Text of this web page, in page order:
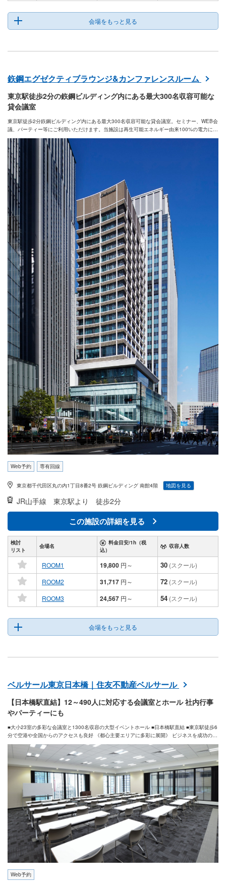
会場をもっと見る
鉃鋼エグゼクティブラウンジ&カンファレンスルーム
東京駅徒歩2分の鉃鋼ビルディング内にある最大300名収容可能な
貸会議室
東京駅徒歩2分鉃鋼ビルディング内にある最大300名収容可能な貸会議室。セミナー、WEB会
議、パーティー等にご利用いただけます。当施設は再生可能エネルギー由来100%の電力によ
り運営されており、SDGsや環境に配慮したイベント等の会場としてもご活用いただけます。
プロジェクター、Wifi、WEB会議設備等の備品使用料も室料に含まれております。併設の会
員制ラウンジをご利用いただけるプランもございます。
Web予約 専有回線
東京都千代田区丸の内1丁目8番2号 鉃鋼ビルディング 南館4階 地図を見る
JR山手線 東京駅より 徒歩2分
この施設の詳細を見る
検討
リスト
会場名
料金目安/1h（税
込）
収容人数
ROOM1 19,800 円～ 30 (スクール)
ROOM2
31,717 円～ 72 (スクール)
ROOM3
24,567 円～ 54 (スクール)
会場をもっと見る
ベルサール東京日本橋｜住友不動産ベルサール
【日本橋駅直結】12～490人に対応する会議室とホール 社内行事
やパーティーにも
■大小23室の多彩な会議室と1300名収容の大型イベントホール ■日本橋駅直結 ■東京駅徒歩6
分で空港や全国からのアクセスも良好 《都心主要エリアに多彩に展開》 ビジネスを成功の導
く舞台に。会議・カンファレンス・シンポジウム・記念式典などフォーマルなビジネスシー
ンから、パーティーやコンサート・ファッションショーなど華やかなイベントにも適した多
彩な空間をご用意しております。
Web予約